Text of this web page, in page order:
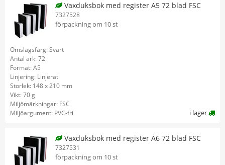
Vaxduksbok med register A5 72 blad FSC
7327528
förpackning om 10 st
Omslagsfärg: Svart
Antal ark: 72
Format: A5
Linjering: Linjerat
Storlek: 148 x 210 mm
Vikt: 70 g
Miljömärkningar: FSC
Miljöargument: PVC-fri
i lager
Vaxduksbok med register A6 72 blad FSC
7327531
förpackning om 10 st